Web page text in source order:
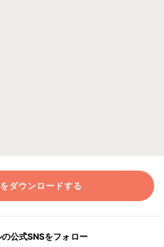
ダウンロードする
公式SNSをフォロー